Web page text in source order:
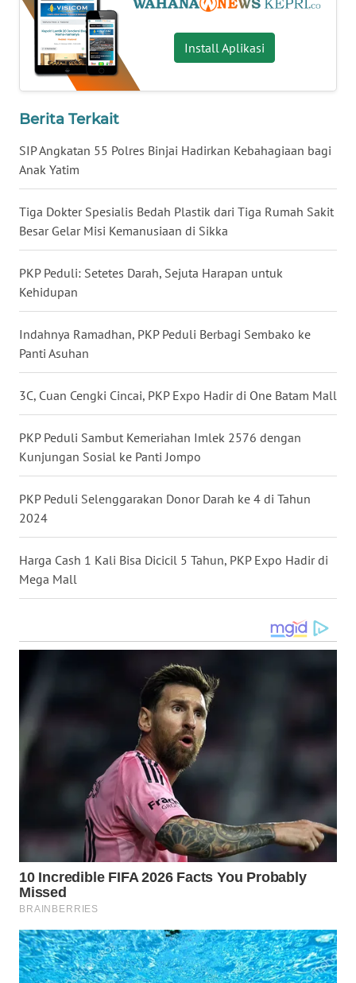
Install Aplikasi
Berita Terkait
SIP Angkatan 55 Polres Binjai Hadirkan Kebahagiaan bagi
Anak Yatim
Tiga Dokter Spesialis Bedah Plastik dari Tiga Rumah Sakit
Besar Gelar Misi Kemanusiaan di Sikka
PKP Peduli: Setetes Darah, Sejuta Harapan untuk
Kehidupan
Indahnya Ramadhan, PKP Peduli Berbagi Sembako ke
Panti Asuhan
3C, Cuan Cengki Cincai, PKP Expo Hadir di One Batam Mall
PKP Peduli Sambut Kemeriahan Imlek 2576 dengan
Kunjungan Sosial ke Panti Jompo
PKP Peduli Selenggarakan Donor Darah ke 4 di Tahun
2024
Harga Cash 1 Kali Bisa Dicicil 5 Tahun, PKP Expo Hadir di
Mega Mall
WN
DAIRI
WN
WN
NIAS
LANGKAT
TAPANULI
SELATAN
WN
TANJUNG
LESUNG
WN
WN
TEBING
KARAWANG
WN
BEKASI
WN